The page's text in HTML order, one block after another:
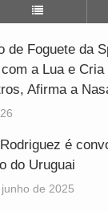
de Foguete da
a Lua e
Afirma a
é
do Uruguai
de 2025